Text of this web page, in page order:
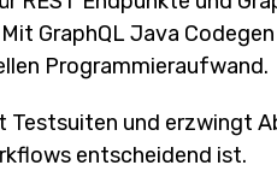
GraphQL Java
Programmieraufwand.
Testsuiten und erzwingt
entscheidend ist.